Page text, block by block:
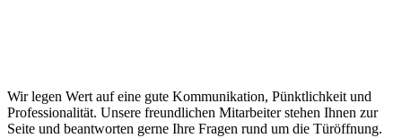
Wir legen Wert auf eine gute Kommunikation, Pünktlichkeit und
Professionalität.​ Unsere freundlichen Mitarbeiter stehen Ihnen zur
Seite und beantworten gerne Ihre Fragen rund um die Türöffnung.​